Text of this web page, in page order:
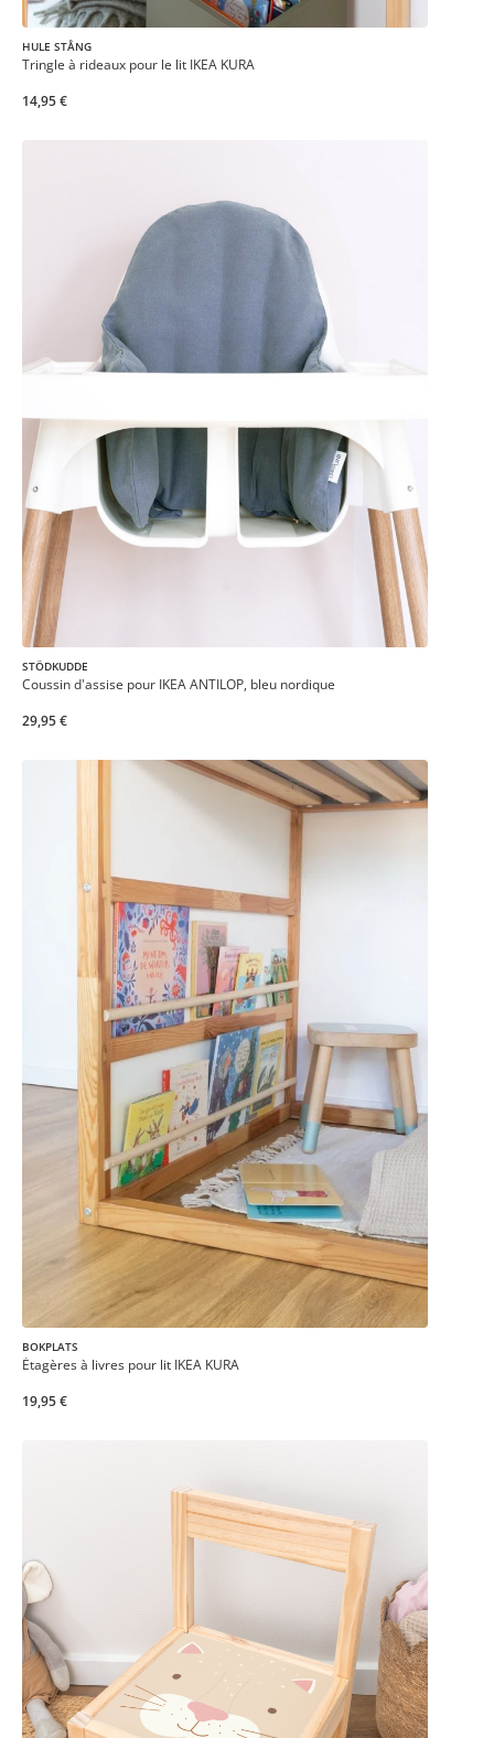
HULE STÅNG
Tringle à rideaux pour le lit IKEA KURA
14,95 €
STÖDKUDDE
Coussin d'assise pour IKEA ANTILOP, bleu nordique
29,95 €
BOKPLATS
Étagères à livres pour lit IKEA KURA
19,95 €